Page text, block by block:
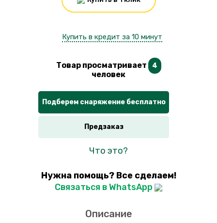
Купить в кредит за 10 минут
Товар просматривает 4
человек
Подберем снаряжение бесплатно
Предзаказ
Что это?
Нужна помощь? Все сделаем!
Связаться в WhatsApp
Описание